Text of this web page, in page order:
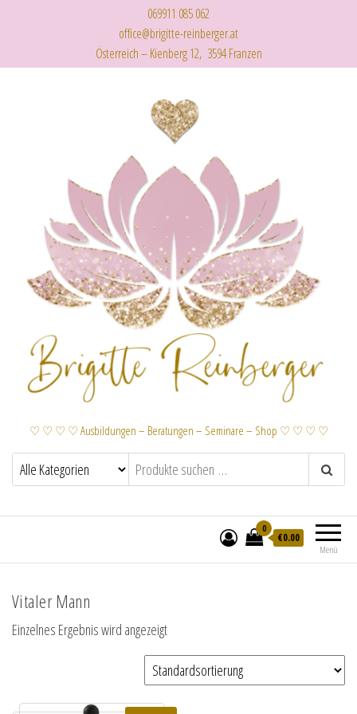
069911 085 062
office@brigitte-reinberger.at
Österreich – Kienberg 12, 3594 Franzen
♡ ♡ ♡ ♡ Ausbildungen – Beratungen – Seminare – Shop ♡ ♡ ♡ ♡
Menü
0
€0.00
Vitaler Mann
Einzelnes Ergebnis wird angezeigt